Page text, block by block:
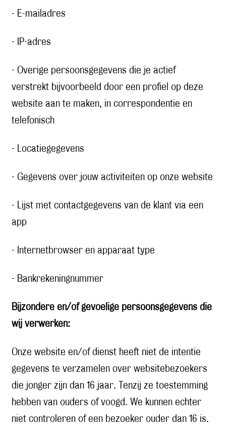
- E-mailadres
- IP-adres
- Overige persoonsgegevens die je actief
verstrekt bijvoorbeeld door een profiel op deze
website aan te maken, in correspondentie en
telefonisch
- Locatiegegevens
- Gegevens over jouw activiteiten op onze website
- Lijst met contactgegevens van de klant via een
app
- Internetbrowser en apparaat type
- Bankrekeningnummer
Bijzondere en/of gevoelige persoonsgegevens die
wij verwerken:
Onze website en/of dienst heeft niet de intentie
gegevens te verzamelen over websitebezoekers
die jonger zijn dan 16 jaar. Tenzij ze toestemming
hebben van ouders of voogd. We kunnen echter
niet controleren of een bezoeker ouder dan 16 is.